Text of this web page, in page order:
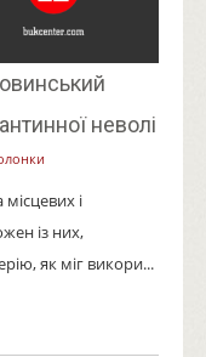
неволі
і
із них,
як міг викори...